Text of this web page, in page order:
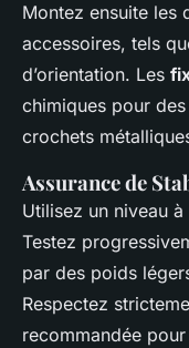
Montez ensuite les
accessoires, tels
d’orientation. Les
chimiques pour
crochets
Assurance de
Utilisez un niveau
Testez
par des poids
Respectez
recommandée